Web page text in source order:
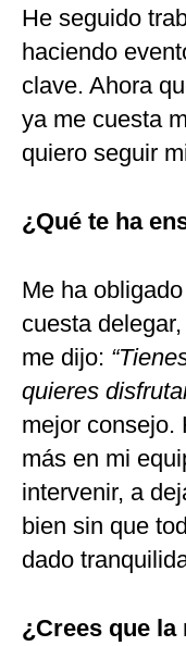
He seguido
haciendo
clave. Ahora
ya me cuesta
quiero seguir
¿Qué te ha
Me ha
cuesta
me dijo:
quieres
mejor consejo.
más en mi
intervenir, a
bien sin que
dado
¿Crees que